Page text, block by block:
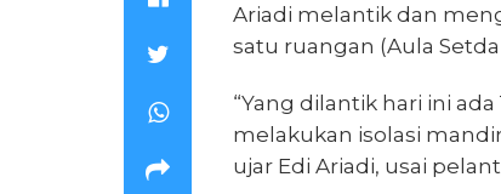
Ariadi melantik dan
satu ruangan (Aula Setda
“Yang dilantik hari ini
melakukan isolasi
ujar Edi Ariadi, usai